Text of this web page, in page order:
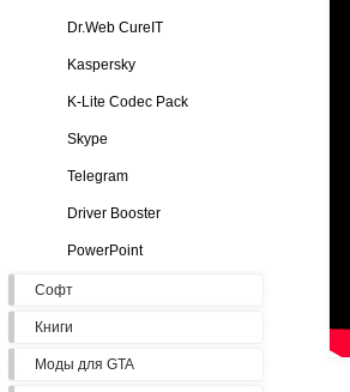
Dr.Web CureIT
Kaspersky
K-Lite Codec Pack
Skype
Telegram
Driver Booster
PowerPoint
Софт
Книги
Моды для GTA